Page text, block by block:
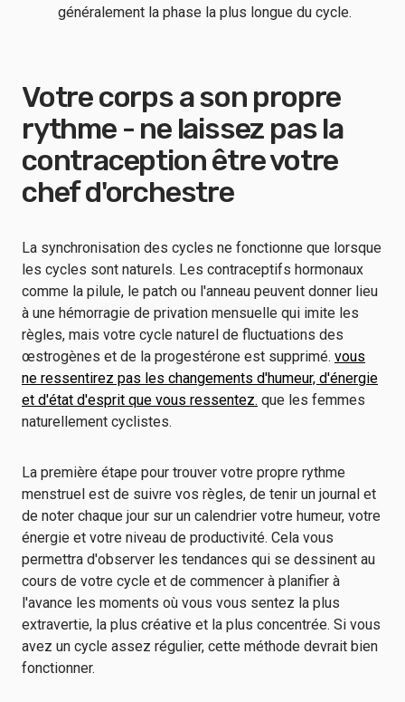
généralement la phase la plus longue du cycle.
Votre corps a son propre
rythme - ne laissez pas la
contraception être votre
chef d'orchestre
La synchronisation des cycles ne fonctionne que lorsque
les cycles sont naturels. Les contraceptifs hormonaux
comme la pilule, le patch ou l'anneau peuvent donner lieu
à une hémorragie de privation mensuelle qui imite les
règles, mais votre cycle naturel de fluctuations des
œstrogènes et de la progestérone est supprimé. vous
ne ressentirez pas les changements d'humeur, d'énergie
et d'état d'esprit que vous ressentez. que les femmes
naturellement cyclistes.
La première étape pour trouver votre propre rythme
menstruel est de suivre vos règles, de tenir un journal et
de noter chaque jour sur un calendrier votre humeur, votre
énergie et votre niveau de productivité. Cela vous
permettra d'observer les tendances qui se dessinent au
cours de votre cycle et de commencer à planifier à
l'avance les moments où vous vous sentez la plus
extravertie, la plus créative et la plus concentrée. Si vous
avez un cycle assez régulier, cette méthode devrait bien
fonctionner.